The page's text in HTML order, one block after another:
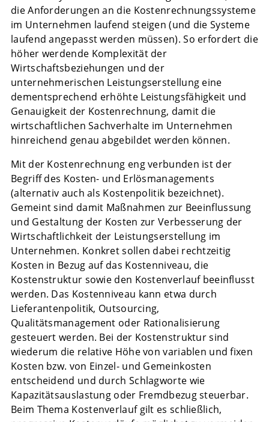
die Anforderungen an die Kostenrechnungssysteme
im Unternehmen laufend steigen (und die Systeme
laufend angepasst werden müssen). So erfordert die
höher werdende Komplexität der
Wirtschaftsbeziehungen und der
unternehmerischen Leistungserstellung eine
dementsprechend erhöhte Leistungsfähigkeit und
Genauigkeit der Kostenrechnung, damit die
wirtschaftlichen Sachverhalte im Unternehmen
hinreichend genau abgebildet werden können.
Mit der Kostenrechnung eng verbunden ist der
Begriff des Kosten- und Erlösmanagements
(alternativ auch als Kostenpolitik bezeichnet).
Gemeint sind damit Maßnahmen zur Beeinflussung
und Gestaltung der Kosten zur Verbesserung der
Wirtschaftlichkeit der Leistungserstellung im
Unternehmen. Konkret sollen dabei rechtzeitig
Kosten in Bezug auf das Kostenniveau, die
Kostenstruktur sowie den Kostenverlauf beeinflusst
werden. Das Kostenniveau kann etwa durch
Lieferantenpolitik, Outsourcing,
Qualitätsmanagement oder Rationalisierung
gesteuert werden. Bei der Kostenstruktur sind
wiederum die relative Höhe von variablen und fixen
Kosten bzw. von Einzel- und Gemeinkosten
entscheidend und durch Schlagworte wie
Kapazitätsauslastung oder Fremdbezug steuerbar.
Beim Thema Kostenverlauf gilt es schließlich,